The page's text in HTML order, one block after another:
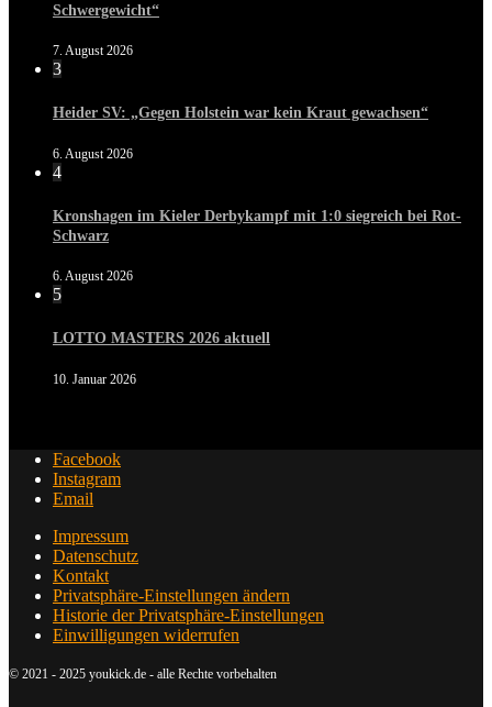
Schwergewicht“
7. August 2026
3
Heider SV: „Gegen Holstein war kein Kraut gewachsen“
6. August 2026
4
Kronshagen im Kieler Derbykampf mit 1:0 siegreich bei Rot-
Schwarz
6. August 2026
5
LOTTO MASTERS 2026 aktuell
10. Januar 2026
Facebook
Instagram
Email
Impressum
Datenschutz
Kontakt
Privatsphäre-Einstellungen ändern
Historie der Privatsphäre-Einstellungen
Einwilligungen widerrufen
© 2021 - 2025 youkick.de - alle Rechte vorbehalten